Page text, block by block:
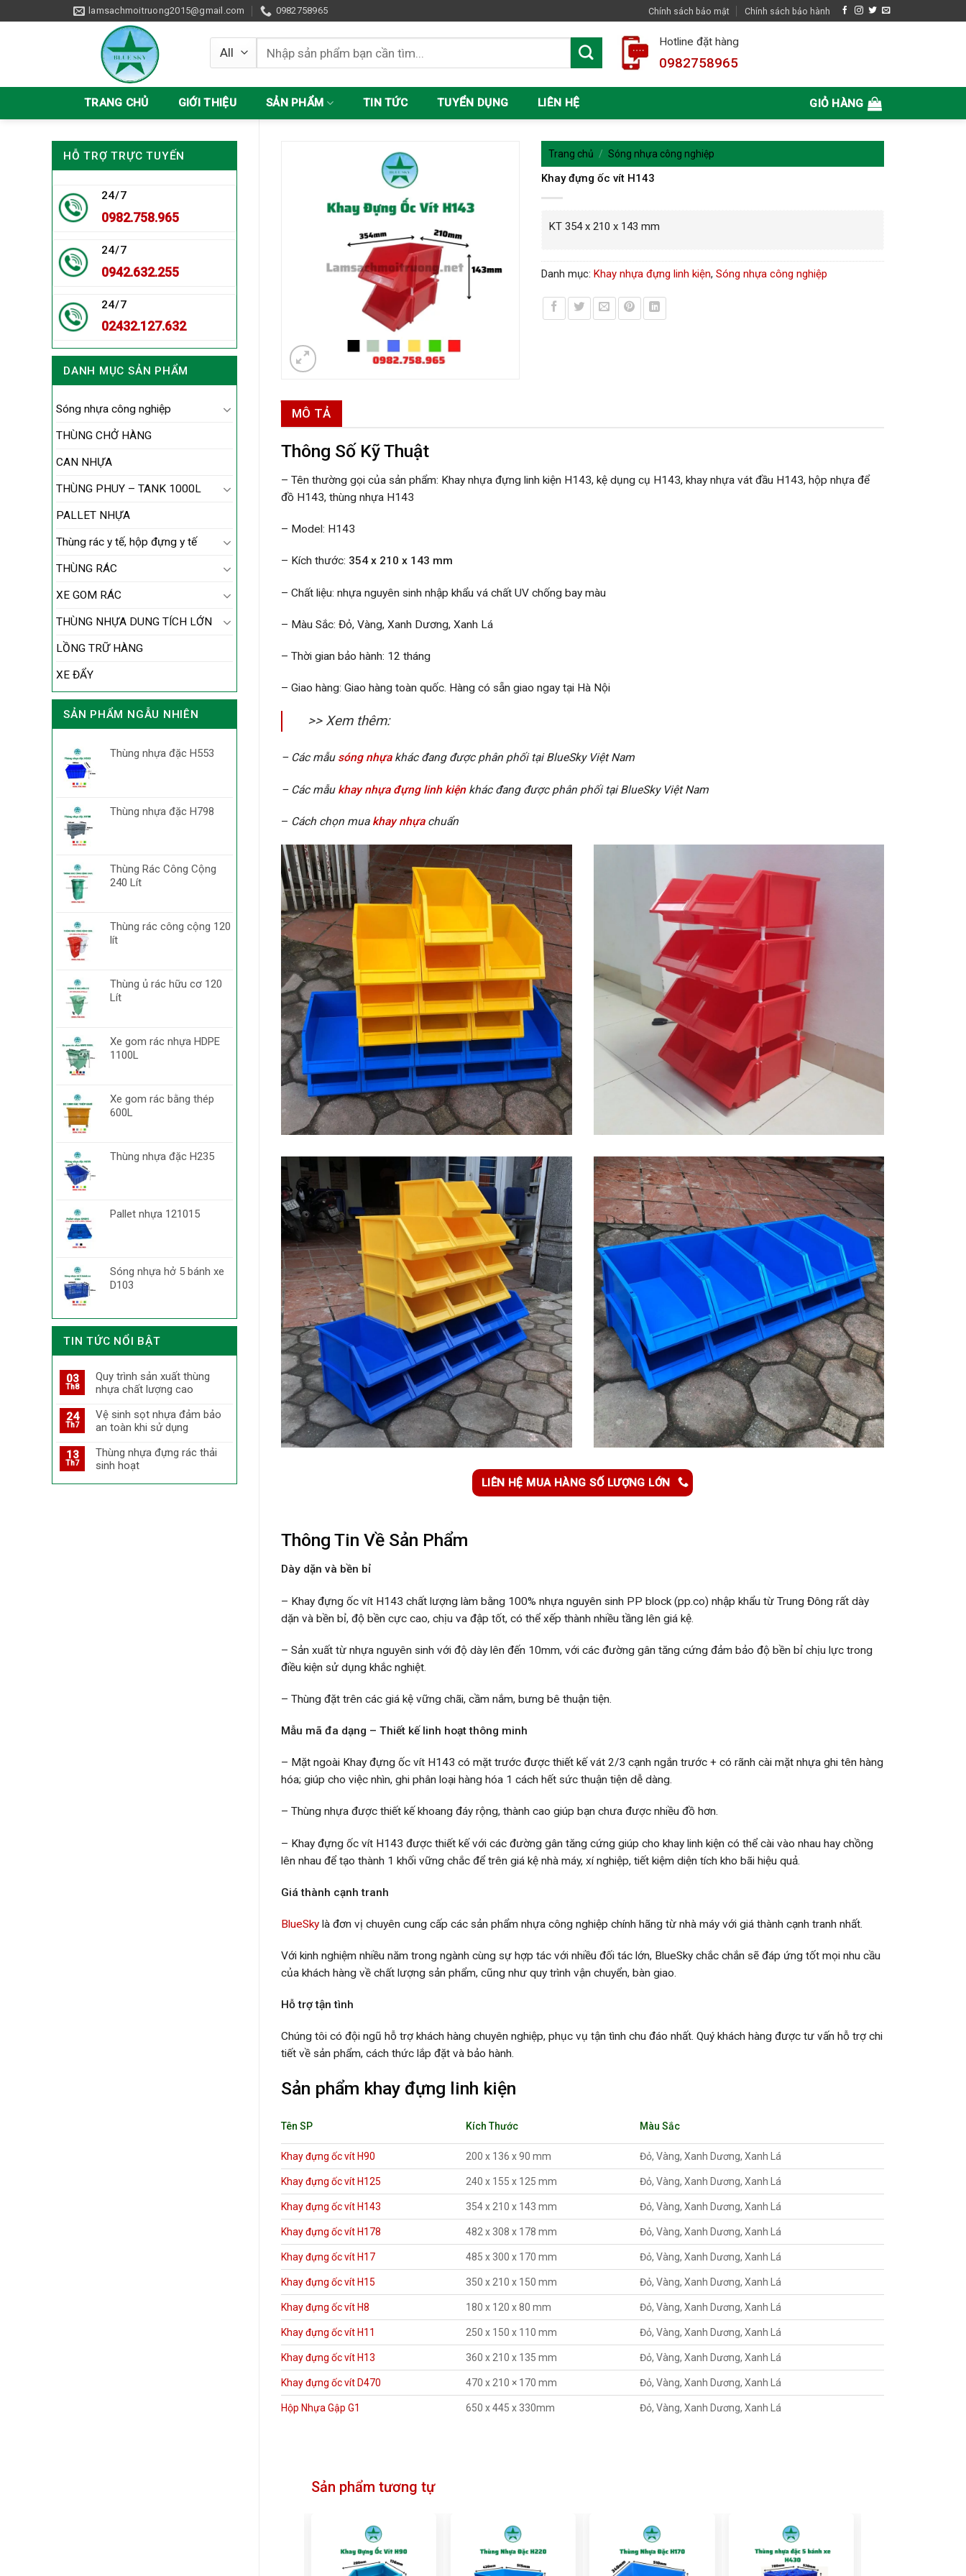
to
lamsachmoitruong2015@gmail.com 0982758965 Chính sách bảo mật Chính sách bảo hành
Tìm
kiếm:
Hotline đặt hàng
0982758965
TRANG CHỦ GIỚI THIỆU SẢN PHẨM TIN TỨC TUYỂN DỤNG LIÊN HỆ GIỎ HÀNG
HỖ TRỢ TRỰC TUYẾN
24/7
0982.758.965
24/7
0942.632.255
24/7
02432.127.632
DANH MỤC SẢN PHẨM
Sóng nhựa công nghiệp
THÙNG CHỞ HÀNG
CAN NHỰA
THÙNG PHUY – TANK 1000L
PALLET NHỰA
Thùng rác y tế, hộp đựng y tế
THÙNG RÁC
XE GOM RÁC
THÙNG NHỰA DUNG TÍCH LỚN
LỒNG TRỮ HÀNG
XE ĐẨY
SẢN PHẨM NGẪU NHIÊN
Thùng nhựa đặc H553
Thùng nhựa đặc H798
Thùng Rác Công Cộng
240 Lít
Thùng rác công cộng 120
lít
Thùng ủ rác hữu cơ 120
Lít
Xe gom rác nhựa HDPE
1100L
Xe gom rác bằng thép
600L
Thùng nhựa đặc H235
Pallet nhựa 121015
Sóng nhựa hở 5 bánh xe
D103
TIN TỨC NỔI BẬT
03
Th8
Quy trình sản xuất thùng
nhựa chất lượng cao
24
Th7
Vệ sinh sọt nhựa đảm bảo
an toàn khi sử dụng
13
Th7
Thùng nhựa đựng rác thải
sinh hoạt
Trang chủ / Sóng nhựa công nghiệp
Khay đựng ốc vít H143
KT 354 x 210 x 143 mm
Danh mục:Khay nhựa đựng linh kiện,Sóng nhựa công nghiệp
MÔ TẢ
Thông Số Kỹ Thuật
– Tên thường gọi của sản phẩm: Khay nhựa đựng linh kiện H143, kệ dụng cụ H143, khay nhựa vát đầu H143, hộp nhựa để
đồ H143, thùng nhựa H143
– Model: H143
– Kích thước: 354 x 210 x 143 mm
– Chất liệu: nhựa nguyên sinh nhập khẩu vá chất UV chống bay màu
– Màu Sắc: Đỏ, Vàng, Xanh Dương, Xanh Lá
– Thời gian bảo hành: 12 tháng
– Giao hàng: Giao hàng toàn quốc. Hàng có sẵn giao ngay tại Hà Nội
>> Xem thêm:
– Các mẫu sóng nhựa khác đang được phân phối tại BlueSky Việt Nam
– Các mẫu khay nhựa đựng linh kiện khác đang được phân phối tại BlueSky Việt Nam
– Cách chọn mua khay nhựachuẩn
LIÊN HỆ MUA HÀNG SỐ LƯỢNG LỚN
Thông Tin Về Sản Phẩm
Dày dặn và bền bỉ
– Khay đựng ốc vít H143 chất lượng làm bằng 100% nhựa nguyên sinh PP block (pp.co) nhập khẩu từ Trung Đông rất dày
dặn và bền bỉ, độ bền cực cao, chịu va đập tốt, có thể xếp thành nhiều tầng lên giá kệ.
– Sản xuất từ nhựa nguyên sinh với độ dày lên đến 10mm, với các đường gân tăng cứng đảm bảo độ bền bỉ chịu lực trong
điều kiện sử dụng khắc nghiệt.
– Thùng đặt trên các giá kệ vững chãi, cầm nắm, bưng bê thuận tiện.
Mẫu mã đa dạng – Thiết kế linh hoạt thông minh
– Mặt ngoài Khay đựng ốc vít H143 có mặt trước được thiết kế vát 2/3 cạnh ngắn trước + có rãnh cài mặt nhựa ghi tên hàng
hóa; giúp cho việc nhìn, ghi phân loại hàng hóa 1 cách hết sức thuận tiện dễ dàng.
– Thùng nhựa được thiết kế khoang đáy rộng, thành cao giúp bạn chưa được nhiều đồ hơn.
– Khay đựng ốc vít H143 được thiết kế với các đường gân tăng cứng giúp cho khay linh kiện có thể cài vào nhau hay chồng
lên nhau để tạo thành 1 khối vững chắc để trên giá kệ nhà máy, xí nghiệp, tiết kiệm diện tích kho bãi hiệu quả.
Giá thành cạnh tranh
BlueSky là đơn vị chuyên cung cấp các sản phẩm nhựa công nghiệp chính hãng từ nhà máy với giá thành cạnh tranh nhất.
Với kinh nghiệm nhiều năm trong ngành cùng sự hợp tác với nhiều đối tác lớn, BlueSky chắc chắn sẽ đáp ứng tốt mọi nhu cầu
của khách hàng về chất lượng sản phẩm, cũng như quy trình vận chuyển, bàn giao.
Hỗ trợ tận tình
Chúng tôi có đội ngũ hỗ trợ khách hàng chuyên nghiệp, phục vụ tận tình chu đáo nhất. Quý khách hàng được tư vấn hỗ trợ chi
tiết về sản phẩm, cách thức lắp đặt và bảo hành.
Sản phẩm khay đựng linh kiện
Tên SP Kích Thước Màu Sắc
Khay đựng ốc vít H90 200 x 136 x 90 mm Đỏ, Vàng, Xanh Dương, Xanh Lá
Khay đựng ốc vít H125 240 x 155 x 125 mm Đỏ, Vàng, Xanh Dương, Xanh Lá
Khay đựng ốc vít H143 354 x 210 x 143 mm Đỏ, Vàng, Xanh Dương, Xanh Lá
Khay đựng ốc vít H178 482 x 308 x 178 mm Đỏ, Vàng, Xanh Dương, Xanh Lá
Khay đựng ốc vít H17 485 x 300 x 170 mm Đỏ, Vàng, Xanh Dương, Xanh Lá
Khay đựng ốc vít H15 350 x 210 x 150 mm Đỏ, Vàng, Xanh Dương, Xanh Lá
Khay đựng ốc vít H8 180 x 120 x 80 mm Đỏ, Vàng, Xanh Dương, Xanh Lá
Khay đựng ốc vít H11 250 x 150 x 110 mm Đỏ, Vàng, Xanh Dương, Xanh Lá
Khay đựng ốc vít H13 360 x 210 x 135 mm Đỏ, Vàng, Xanh Dương, Xanh Lá
Khay đựng ốc vít D470 470 x 210 × 170 mm Đỏ, Vàng, Xanh Dương, Xanh Lá
Hộp Nhựa Gập G1 650 x 445 x 330mm Đỏ, Vàng, Xanh Dương, Xanh Lá
Sản phẩm tương tự